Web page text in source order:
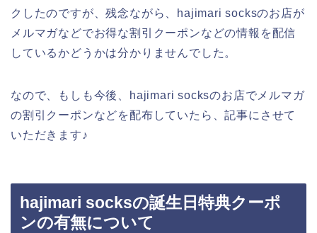
クしたのですが、残念ながら、hajimari socksのお店が
メルマガなどでお得な割引クーポンなどの情報を配信
しているかどうかは分かりませんでした。
なので、もしも今後、hajimari socksのお店でメルマガ
の割引クーポンなどを配布していたら、記事にさせて
いただきます♪
hajimari socksの誕生日特典クーポ
ンの有無について